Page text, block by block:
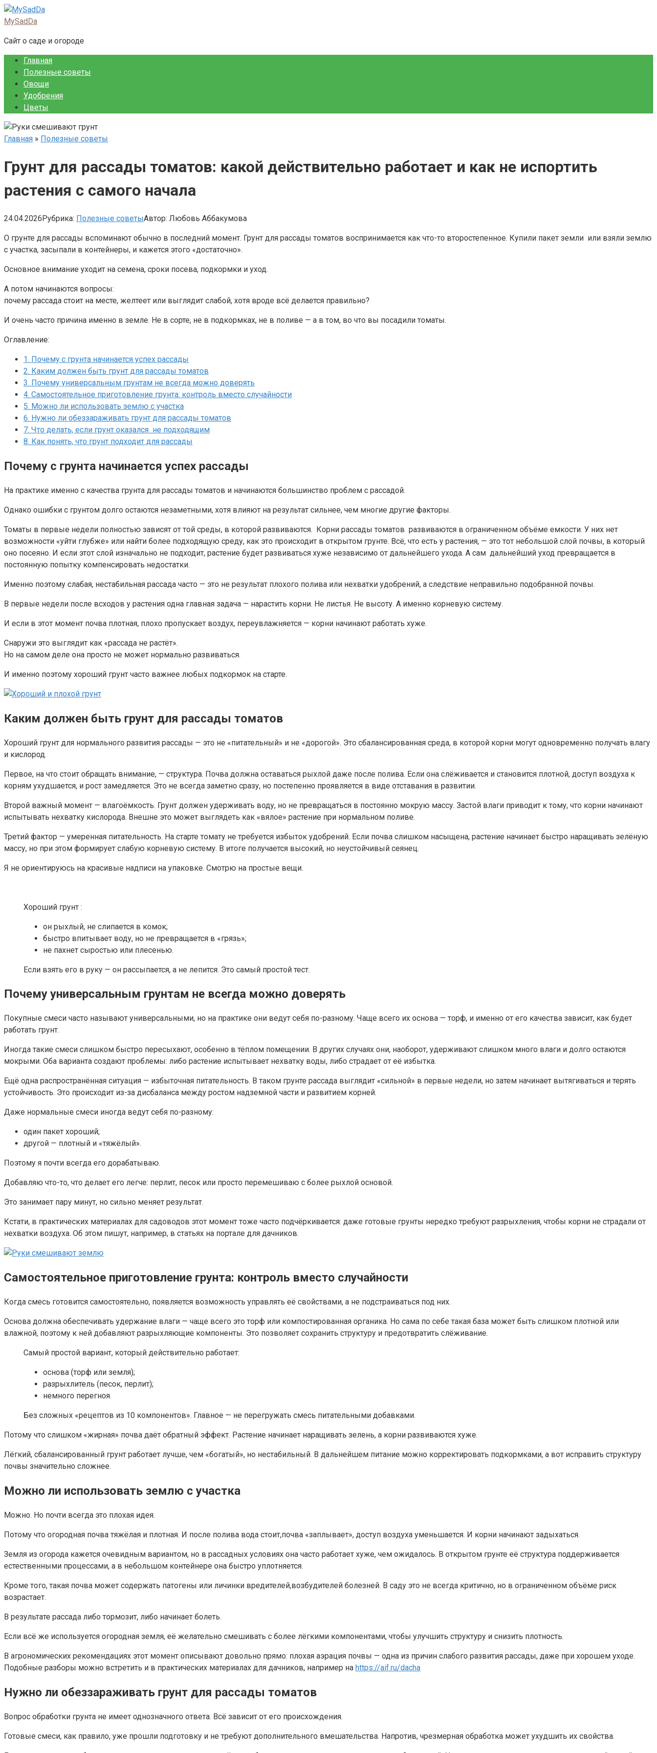
Перейти
к
MySadDa
Сайт о саде и огороде
Главная
Полезные советы
Овощи
Удобрения
Цветы
Главная » Полезные советы
Грунт для рассады томатов: какой действительно работает и как не испортить
растения с самого начала
24.04.2026Рубрика: Полезные советыАвтор: Любовь Аббакумова
О грунте для рассады вспоминают обычно в последний момент. Грунт для рассады томатов воспринимается как что-то второстепенное. Купили пакет земли или взяли землю
с участка, засыпали в контейнеры, и кажется этого «достаточно».
Основное внимание уходит на семена, сроки посева, подкормки и уход.
А потом начинаются вопросы:
почему рассада стоит на месте, желтеет или выглядит слабой, хотя вроде всё делается правильно?
И очень часто причина именно в земле. Не в сорте, не в подкормках, не в поливе — а в том, во что вы посадили томаты.
Оглавление:
1. Почему с грунта начинается успех рассады
2. Каким должен быть грунт для рассады томатов
3. Почему универсальным грунтам не всегда можно доверять
4. Самостоятельное приготовление грунта: контроль вместо случайности
5. Можно ли использовать землю с участка
6. Нужно ли обеззараживать грунт для рассады томатов
7. Что делать, если грунт оказался не подходящим
8. Как понять, что грунт подходит для рассады
Почему с грунта начинается успех рассады
На практике именно с качества грунта для рассады томатов и начинаются большинство проблем с рассадой.
Однако ошибки с грунтом долго остаются незаметными, хотя влияют на результат сильнее, чем многие другие факторы.
Томаты в первые недели полностью зависят от той среды, в которой развиваются. Корни рассады томатов развиваются в ограниченном объёме емкости. У них нет
возможности «уйти глубже» или найти более подходящую среду, как это происходит в открытом грунте. Всё, что есть у растения, — это тот небольшой слой почвы, в который
оно посеяно. И если этот слой изначально не подходит, растение будет развиваться хуже независимо от дальнейшего ухода. А сам дальнейший уход превращается в
постоянную попытку компенсировать недостатки.
Именно поэтому слабая, нестабильная рассада часто — это не результат плохого полива или нехватки удобрений, а следствие неправильно подобранной почвы.
В первые недели после всходов у растения одна главная задача — нарастить корни. Не листья. Не высоту. А именно корневую систему.
И если в этот момент почва плотная, плохо пропускает воздух, переувлажняется — корни начинают работать хуже.
Снаружи это выглядит как «рассада не растёт».
Но на самом деле она просто не может нормально развиваться.
И именно поэтому хороший грунт часто важнее любых подкормок на старте.
Каким должен быть грунт для рассады томатов
Хороший грунт для нормального развития рассады — это не «питательный» и не «дорогой». Это сбалансированная среда, в которой корни могут одновременно получать влагу
и кислород.
Первое, на что стоит обращать внимание, — структура. Почва должна оставаться рыхлой даже после полива. Если она слёживается и становится плотной, доступ воздуха к
корням ухудшается, и рост замедляется. Это не всегда заметно сразу, но постепенно проявляется в виде отставания в развитии.
Второй важный момент — влагоёмкость. Грунт должен удерживать воду, но не превращаться в постоянно мокрую массу. Застой влаги приводит к тому, что корни начинают
испытывать нехватку кислорода. Внешне это может выглядеть как «вялое» растение при нормальном поливе.
Третий фактор — умеренная питательность. На старте томату не требуется избыток удобрений. Если почва слишком насыщена, растение начинает быстро наращивать зелёную
массу, но при этом формирует слабую корневую систему. В итоге получается высокий, но неустойчивый сеянец.
Я не ориентируюсь на красивые надписи на упаковке. Смотрю на простые вещи.
Хороший грунт :
он рыхлый, не слипается в комок;
быстро впитывает воду, но не превращается в «грязь»;
не пахнет сыростью или плесенью.
Если взять его в руку — он рассыпается, а не лепится. Это самый простой тест.
Почему универсальным грунтам не всегда можно доверять
Покупные смеси часто называют универсальными, но на практике они ведут себя по-разному. Чаще всего их основа — торф, и именно от его качества зависит, как будет
работать грунт.
Иногда такие смеси слишком быстро пересыхают, особенно в тёплом помещении. В других случаях они, наоборот, удерживают слишком много влаги и долго остаются
мокрыми. Оба варианта создают проблемы: либо растение испытывает нехватку воды, либо страдает от её избытка.
Ещё одна распространённая ситуация — избыточная питательность. В таком грунте рассада выглядит «сильной» в первые недели, но затем начинает вытягиваться и терять
устойчивость. Это происходит из-за дисбаланса между ростом надземной части и развитием корней.
Даже нормальные смеси иногда ведут себя по-разному:
один пакет хороший;
другой — плотный и «тяжёлый».
Поэтому я почти всегда его дорабатываю.
Добавляю что-то, что делает его легче: перлит, песок или просто перемешиваю с более рыхлой основой.
Это занимает пару минут, но сильно меняет результат.
Кстати, в практических материалах для садоводов этот момент тоже часто подчёркивается: даже готовые грунты нередко требуют разрыхления, чтобы корни не страдали от
нехватки воздуха. Об этом пишут, например, в статьях на портале для дачников.
Самостоятельное приготовление грунта: контроль вместо случайности
Когда смесь готовится самостоятельно, появляется возможность управлять её свойствами, а не подстраиваться под них.
Основа должна обеспечивать удержание влаги — чаще всего это торф или компостированная органика. Но сама по себе такая база может быть слишком плотной или
влажной, поэтому к ней добавляют разрыхляющие компоненты. Это позволяет сохранить структуру и предотвратить слёживание.
Самый простой вариант, который действительно работает:
основа (торф или земля);
разрыхлитель (песок, перлит);
немного перегноя.
Без сложных «рецептов из 10 компонентов». Главное — не перегружать смесь питательными добавками.
Потому что слишком «жирная» почва даёт обратный эффект. Растение начинает наращивать зелень, а корни развиваются хуже.
Лёгкий, сбалансированный грунт работает лучше, чем «богатый», но нестабильный. В дальнейшем питание можно корректировать подкормками, а вот исправить структуру
почвы значительно сложнее.
Можно ли использовать землю с участка
Можно. Но почти всегда это плохая идея.
Потому что огородная почва тяжёлая и плотная. И после полива вода стоит,почва «заплывает», доступ воздуха уменьшается. И корни начинают задыхаться.
Земля из огорода кажется очевидным вариантом, но в рассадных условиях она часто работает хуже, чем ожидалось. В открытом грунте её структура поддерживается
естественными процессами, а в небольшом контейнере она быстро уплотняется.
Кроме того, такая почва может содержать патогены или личинки вредителей,возбудителей болезней. В саду это не всегда критично, но в ограниченном объёме риск
возрастает.
В результате рассада либо тормозит, либо начинает болеть.
Если всё же используется огородная земля, её желательно смешивать с более лёгкими компонентами, чтобы улучшить структуру и снизить плотность.
В агрономических рекомендациях этот момент описывают довольно прямо: плохая аэрация почвы — одна из причин слабого развития рассады, даже при хорошем уходе.
Подобные разборы можно встретить и в практических материалах для дачников, например на https://aif.ru/dacha
Нужно ли обеззараживать грунт для рассады томатов
Вопрос обработки грунта не имеет однозначного ответа. Всё зависит от его происхождения.
Готовые смеси, как правило, уже прошли подготовку и не требуют дополнительного вмешательства. Напротив, чрезмерная обработка может ухудшить их свойства.